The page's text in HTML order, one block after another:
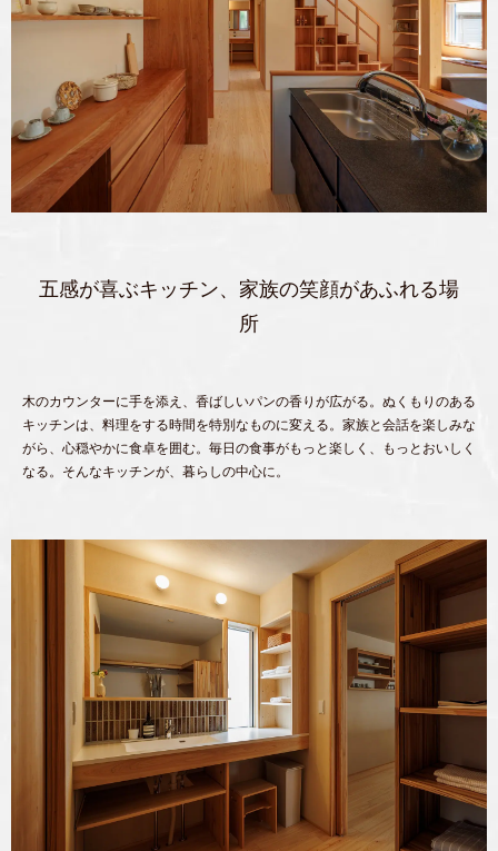
五感が喜ぶキッチン、家族の笑顔があふれる場
所
木のカウンターに手を添え、香ばしいパンの香りが広がる。ぬくもりのある
キッチンは、料理をする時間を特別なものに変える。家族と会話を楽しみな
がら、心穏やかに食卓を囲む。毎日の食事がもっと楽しく、もっとおいしく
なる。そんなキッチンが、暮らしの中心に。